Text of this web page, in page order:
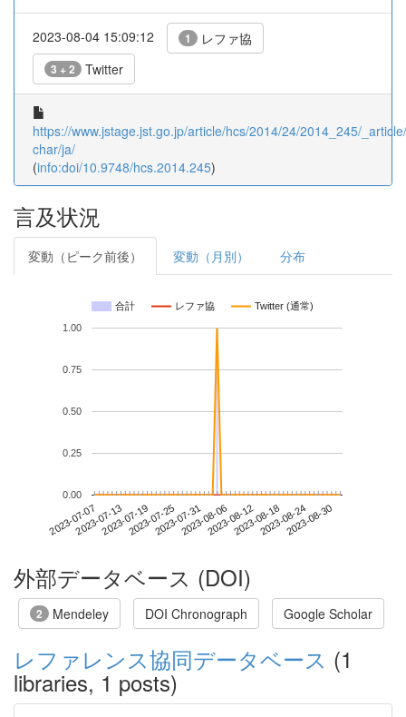
2023-08-04 15:09:12 1 レファ協
3 + 2 Twitter
https://www.jstage.jst.go.jp/article/hcs/2014/24/2014_245/
char/ja/
(info:doi/10.9748/hcs.2014.245)
言及状況
変動（ピーク前後） 変動（月別） 分布
合計 レファ協 Twitter (通常)
2023-07-072023-07-132023-07-192023-07-252023-07-312023-08-062023-08-122023-08-182023-08-242023-08-30
0.00
0.25
0.50
0.75
1.00
外部データベース (DOI)
2 Mendeley DOI Chronograph Google Scholar
レファレンス協同データベース (1
libraries, 1 posts)